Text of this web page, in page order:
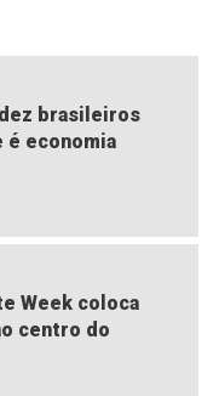
brasileiros
é economia
Week coloca
centro do